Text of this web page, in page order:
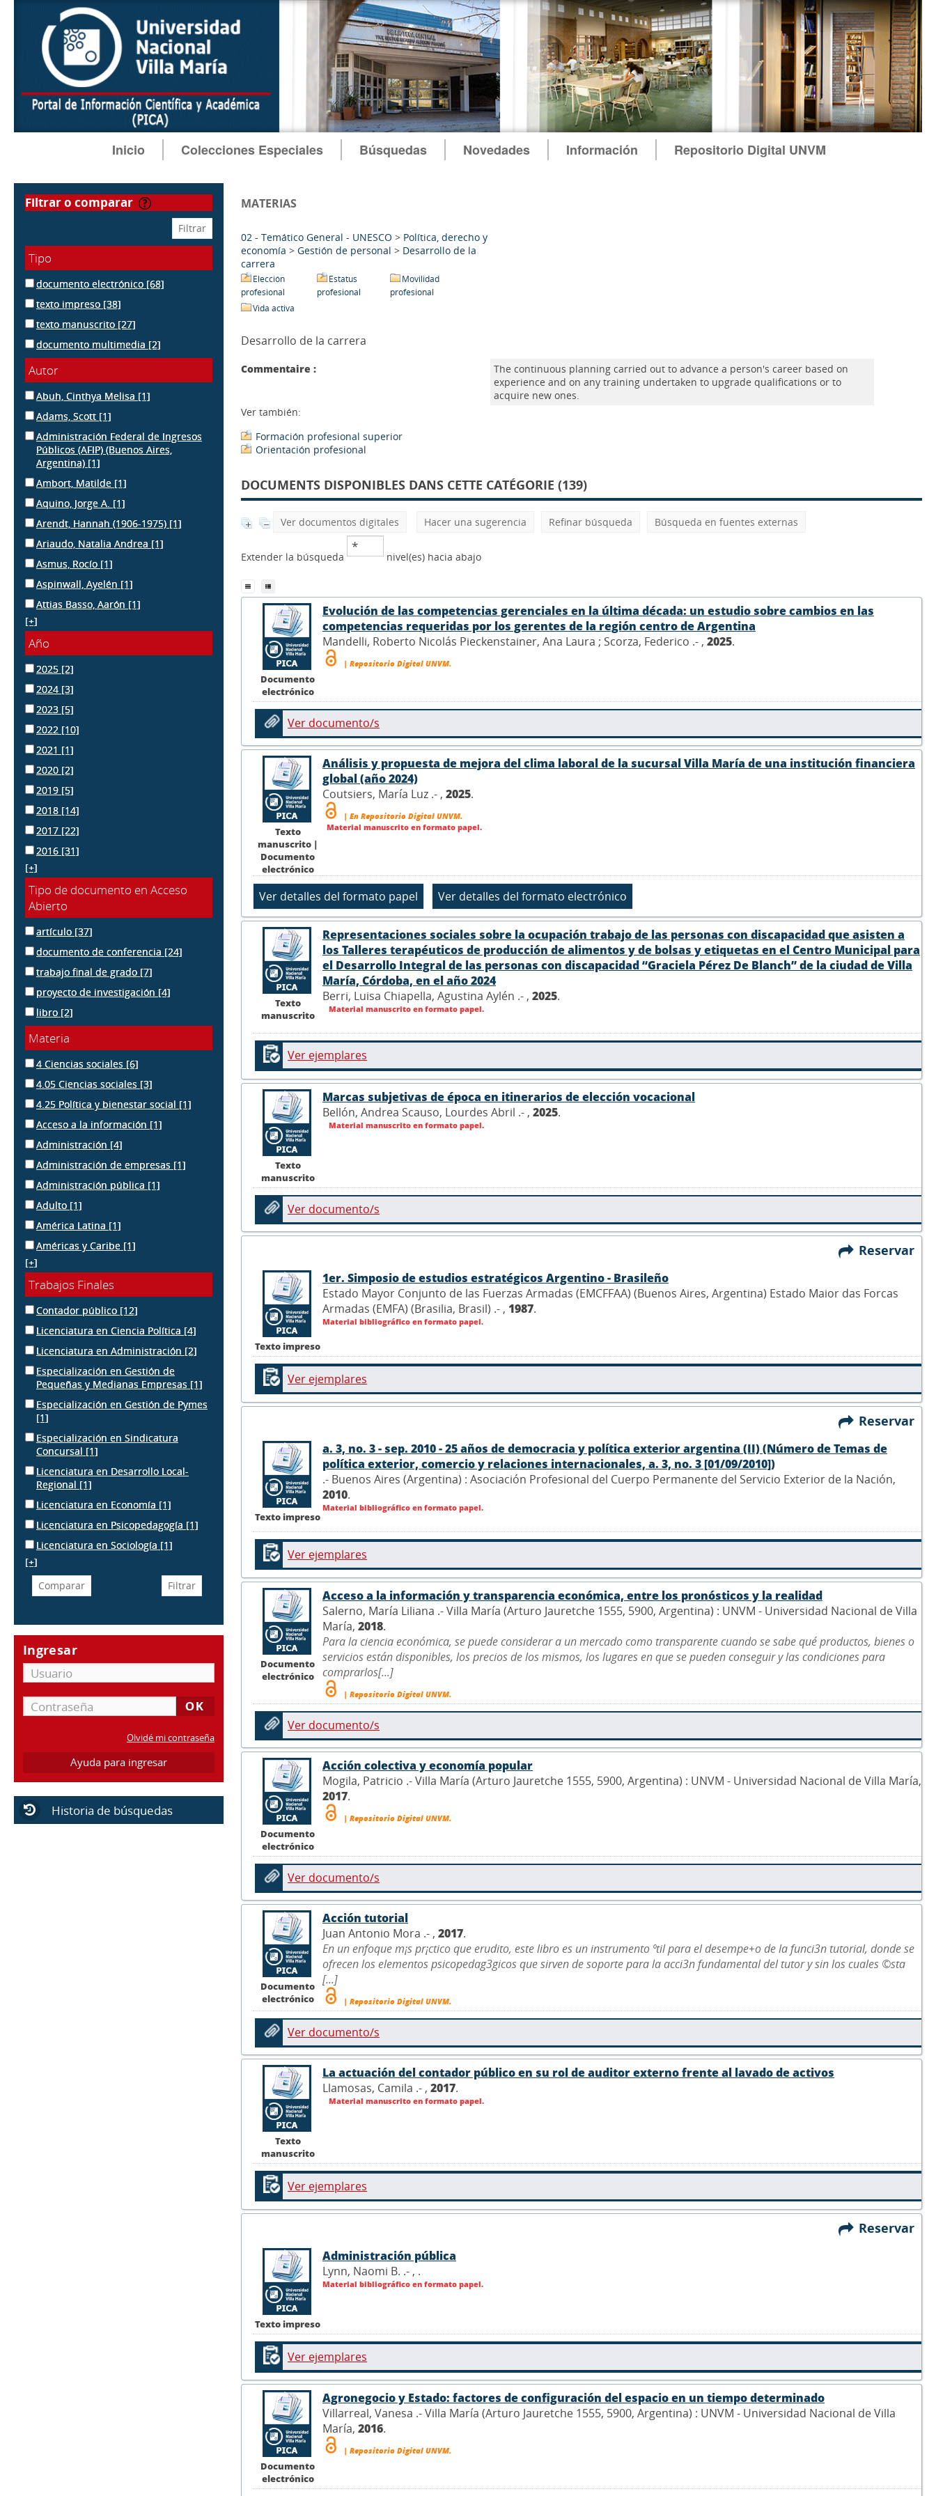
Inicio Colecciones Especiales Búsquedas Novedades Información Repositorio Digital UNVM
filtrar o comparar
Tipo
documento electrónico [68]
texto impreso [38]
texto manuscrito [27]
documento multimedia [2]
Autor
Abuh, Cinthya Melisa [1]
Adams, Scott [1]
Administración Federal de Ingresos
Públicos (AFIP) (Buenos Aires,
Argentina) [1]
Ambort, Matilde [1]
Aquino, Jorge A. [1]
Arendt, Hannah (1906-1975) [1]
Ariaudo, Natalia Andrea [1]
Asmus, Rocío [1]
Aspinwall, Ayelén [1]
Attias Basso, Aarón [1]
[+]
Año
2025 [2]
2024 [3]
2023 [5]
2022 [10]
2021 [1]
2020 [2]
2019 [5]
2018 [14]
2017 [22]
2016 [31]
[+]
Tipo de documento en Acceso
Abierto
artículo [37]
documento de conferencia [24]
trabajo final de grado [7]
proyecto de investigación [4]
libro [2]
Materia
4 Ciencias sociales [6]
4.05 Ciencias sociales [3]
4.25 Política y bienestar social [1]
Acceso a la información [1]
Administración [4]
Administración de empresas [1]
Administración pública [1]
Adulto [1]
América Latina [1]
Américas y Caribe [1]
[+]
Trabajos Finales
Contador público [12]
Licenciatura en Ciencia Política [4]
Licenciatura en Administración [2]
Especialización en Gestión de
Pequeñas y Medianas Empresas [1]
Especialización en Gestión de Pymes
[1]
Especialización en Sindicatura
Concursal [1]
Licenciatura en Desarrollo Local-
Regional [1]
Licenciatura en Economía [1]
Licenciatura en Psicopedagogía [1]
Licenciatura en Sociología [1]
[+]
Ingresar
Olvidé mi contraseña
Ayuda para ingresar
Historia de búsquedas
MATERIAS
02 - Temático General - UNESCO > Política, derecho y
economía > Gestión de personal > Desarrollo de la
carrera
Elección
profesional
Estatus
profesional
Movilidad
profesional
Vida activa
Desarrollo de la carrera
Commentaire :
The continuous planning carried out to advance a person's career based on
experience and on any training undertaken to upgrade qualifications or to
acquire new ones.
Ver también:
Formación profesional superior
Orientación profesional
DOCUMENTS DISPONIBLES DANS CETTE CATÉGORIE (139)
Ver documentos digitales Hacer una sugerencia Refinar búsqueda Búsqueda en fuentes externas
Extender la búsqueda nivel(es) hacia abajo
Documento
electrónico
Evolución de las competencias gerenciales en la última década: un estudio sobre cambios en las
competencias requeridas por los gerentes de la región centro de Argentina
Mandelli, Roberto Nicolás Pieckenstainer, Ana Laura ; Scorza, Federico .- , 2025.
| Repositorio Digital UNVM.
Ver documento/s
Texto
manuscrito |
Documento
electrónico
Análisis y propuesta de mejora del clima laboral de la sucursal Villa María de una institución financiera
global (año 2024)
Coutsiers, María Luz .- , 2025.
| En Repositorio Digital UNVM.
Material manuscrito en formato papel.
Texto
manuscrito
Representaciones sociales sobre la ocupación trabajo de las personas con discapacidad que asisten a
los Talleres terapéuticos de producción de alimentos y de bolsas y etiquetas en el Centro Municipal para
el Desarrollo Integral de las personas con discapacidad “Graciela Pérez De Blanch” de la ciudad de Villa
María, Córdoba, en el año 2024
Berri, Luisa Chiapella, Agustina Aylén .- , 2025.
Material manuscrito en formato papel.
Ver ejemplares
Texto
manuscrito
Marcas subjetivas de época en itinerarios de elección vocacional
Bellón, Andrea Scauso, Lourdes Abril .- , 2025.
Material manuscrito en formato papel.
Ver documento/s
Reservar
Texto impreso
1er. Simposio de estudios estratégicos Argentino - Brasileño
Estado Mayor Conjunto de las Fuerzas Armadas (EMCFFAA) (Buenos Aires, Argentina) Estado Maior das Forcas
Armadas (EMFA) (Brasilia, Brasil) .- , 1987.
Material bibliográfico en formato papel.
Ver ejemplares
Reservar
Texto impreso
a. 3, no. 3 - sep. 2010 - 25 años de democracia y política exterior argentina (II) (Número de Temas de
política exterior, comercio y relaciones internacionales, a. 3, no. 3 [01/09/2010])
.- Buenos Aires (Argentina) : Asociación Profesional del Cuerpo Permanente del Servicio Exterior de la Nación,
2010.
Material bibliográfico en formato papel.
Ver ejemplares
Documento
electrónico
Acceso a la información y transparencia económica, entre los pronósticos y la realidad
Salerno, María Liliana .- Villa María (Arturo Jauretche 1555, 5900, Argentina) : UNVM - Universidad Nacional de Villa
María, 2018.
Para la ciencia económica, se puede considerar a un mercado como transparente cuando se sabe qué productos, bienes o
servicios están disponibles, los precios de los mismos, los lugares en que se pueden conseguir y las condiciones para
comprarlos[...]
| Repositorio Digital UNVM.
Ver documento/s
Documento
electrónico
Acción colectiva y economía popular
Mogila, Patricio .- Villa María (Arturo Jauretche 1555, 5900, Argentina) : UNVM - Universidad Nacional de Villa María,
2017.
| Repositorio Digital UNVM.
Ver documento/s
Documento
electrónico
Acción tutorial
Juan Antonio Mora .- , 2017.
En un enfoque m¡s pr¡ctico que erudito, este libro es un instrumento ºtil para el desempe+o de la funci3n tutorial, donde se
ofrecen los elementos psicopedag3gicos que sirven de soporte para la acci3n fundamental del tutor y sin los cuales ©sta
[...]
| Repositorio Digital UNVM.
Ver documento/s
Texto
manuscrito
La actuación del contador público en su rol de auditor externo frente al lavado de activos
Llamosas, Camila .- , 2017.
Material manuscrito en formato papel.
Ver ejemplares
Reservar
Texto impreso
Administración pública
Lynn, Naomi B. .- , .
Material bibliográfico en formato papel.
Ver ejemplares
Documento
electrónico
Agronegocio y Estado: factores de configuración del espacio en un tiempo determinado
Villarreal, Vanesa .- Villa María (Arturo Jauretche 1555, 5900, Argentina) : UNVM - Universidad Nacional de Villa
María, 2016.
| Repositorio Digital UNVM.